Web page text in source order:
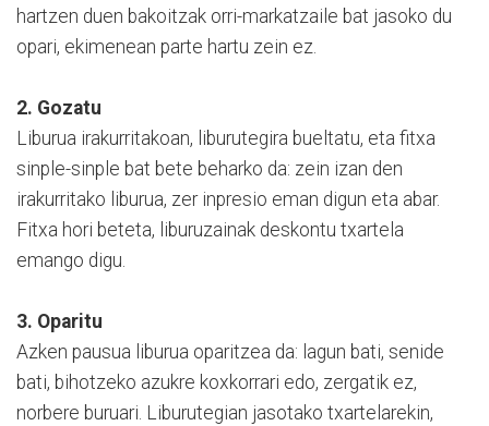
hartzen duen bakoitzak orri-markatzaile bat jasoko du
opari, ekimenean parte hartu zein ez.
2. Gozatu
Liburua irakurritakoan, liburutegira bueltatu, eta fitxa
sinple-sinple bat bete beharko da: zein izan den
irakurritako liburua, zer inpresio eman digun eta abar.
Fitxa hori beteta, liburuzainak deskontu txartela
emango digu.
3. Oparitu
Azken pausua liburua oparitzea da: lagun bati, senide
bati, bihotzeko azukre koxkorrari edo, zergatik ez,
norbere buruari. Liburutegian jasotako txartelarekin,